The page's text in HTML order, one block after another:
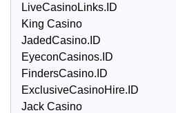
LiveCasinoLinks.ID
King Casino
JadedCasino.ID
EyeconCasinos.ID
FindersCasino.ID
ExclusiveCasinoHire.ID
Jack Casino